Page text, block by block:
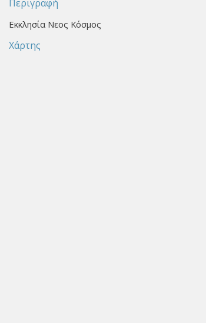
Περιγραφή
Εκκλησία Νεος Κόσμος
Χάρτης